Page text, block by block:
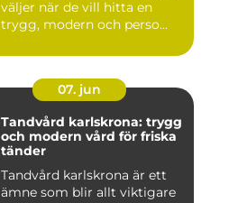
väljer när de vill hitta en
trygg, modern och perso...
07. jun
Tandvård karlskrona: trygg
och modern vård för friska
tänder
Tandvård karlskrona är ett
ämne som blir allt viktigare